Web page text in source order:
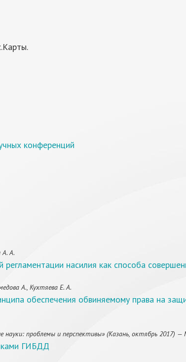
конференций
А.
насилия как способа
А., Кухтяева Е. А.
обеспечения обвиняемому права на
науки: проблемы и перспективы» (Казань, октябрь 2017)
ГИБДД